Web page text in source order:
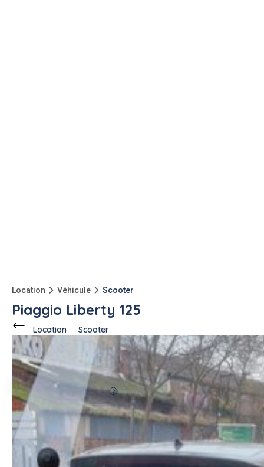
Location Véhicule Scooter
Piaggio Liberty 125
Location Scooter
Ce voisinpropose en locationàMarseille (13006)
Chaouki L.
60% fiable 1 annonce
-150kg qu'à l'achat
Description de l'annonce